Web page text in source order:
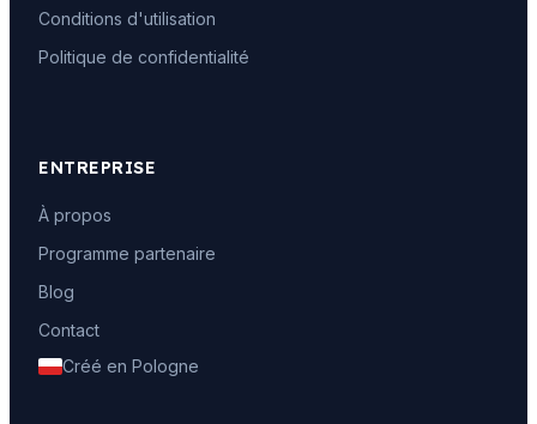
Conditions d'utilisation
Politique de confidentialité
ENTREPRISE
À propos
Programme partenaire
Blog
Contact
Créé en Pologne